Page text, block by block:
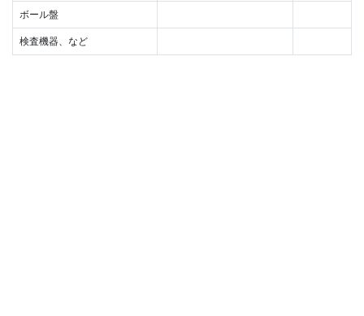
ボール盤
検査機器、など